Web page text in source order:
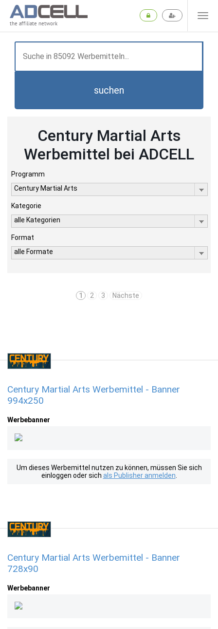
the affiliate network
suchen
Century Martial Arts
Werbemittel bei ADCELL
Programm
Century Martial Arts
Kategorie
alle Kategorien
Format
alle Formate
1 2 3 Nächste
Century Martial Arts Werbemittel - Banner
994x250
Werbebanner
Um dieses Werbemittel nutzen zu können, müssen Sie sich
einloggen oder sich als Publisher anmelden
Century Martial Arts Werbemittel - Banner
728x90
Werbebanner